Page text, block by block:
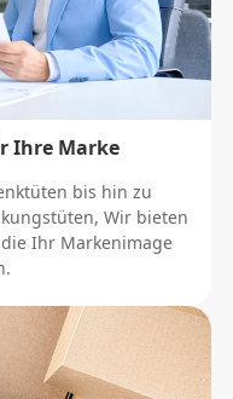
Ihre Marke
bis hin zu
Wir bieten
Ihr Markenimage